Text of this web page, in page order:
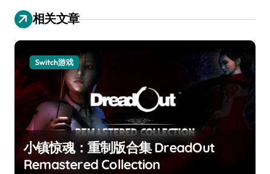
相关文章
Switch游戏
小镇惊魂：重制版合集 DreadOut
Remastered Collection